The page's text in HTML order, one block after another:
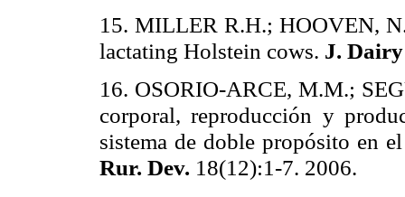
15. MILLER R.H.; HOOVEN,
lactating Holstein cows. J.
16. OSORIO-ARCE, M.M.;
corporal, reproducción y
sistema de doble propósito en
Rur. Dev. 18(12):1-7. 2006.